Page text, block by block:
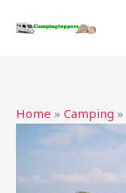
naar
Home » Camping »